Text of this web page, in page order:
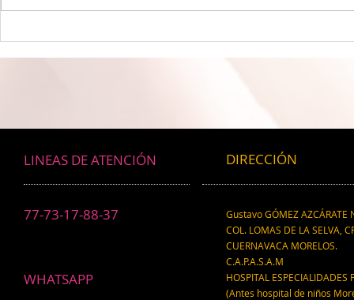
LINEAS DE ATENCIÓN
77-73-17-88-37
WHATSAPP
DIRECCIÓN
Gustavo GÓMEZ AZCÁRATE
COL. LOMAS DE LA SELVA,
CUERNAVACA MORELOS.
C.A.P.A.S.A.M
HOSPITAL ESPECIALIDADES
(Antes hospital de niños